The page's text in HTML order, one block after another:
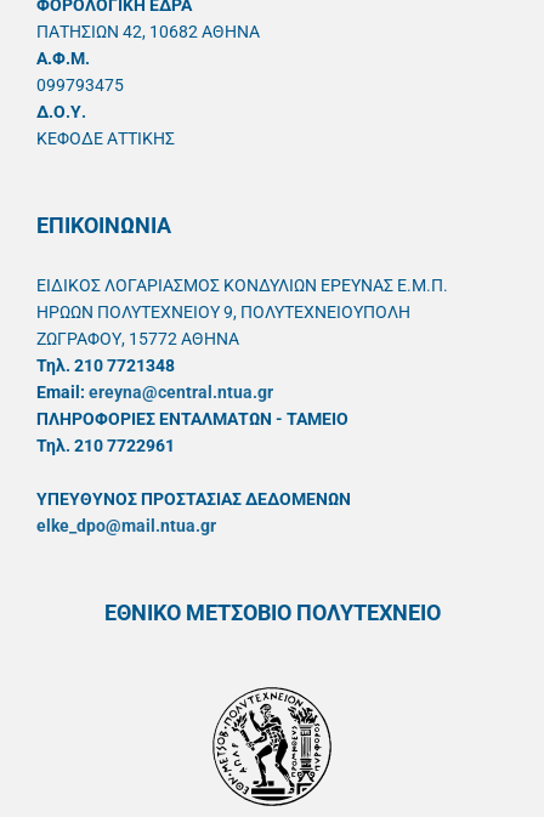
ΦΟΡΟΛΟΓΙΚΗ ΕΔΡΑ
ΠΑΤΗΣΙΩΝ 42, 10682 ΑΘΗΝΑ
A.Φ.Μ.
099793475
Δ.Ο.Υ.
ΚΕΦΟΔΕ ΑΤΤΙΚΗΣ
ΕΠΙΚΟΙΝΩΝΙΑ
ΕΙΔΙΚΟΣ ΛΟΓΑΡΙΑΣΜΟΣ ΚΟΝΔΥΛΙΩΝ ΕΡΕΥΝΑΣ Ε.Μ.Π.
ΗΡΩΩΝ ΠΟΛΥΤΕΧΝΕΙΟΥ 9, ΠΟΛΥΤΕΧΝΕΙΟΥΠΟΛΗ
ΖΩΓΡΑΦΟΥ, 15772 ΑΘΗΝΑ
Τηλ. 210 7721348
Email: ereyna@central.ntua.gr
ΠΛΗΡΟΦΟΡΙΕΣ ΕΝΤΑΛΜΑΤΩΝ - ΤΑΜΕΙΟ
Τηλ. 210 7722961
ΥΠΕΥΘYΝΟΣ ΠΡΟΣΤΑΣΙΑΣ ΔΕΔΟΜΕΝΩΝ
elke_dpo@mail.ntua.gr
ΕΘΝΙΚΟ ΜΕΤΣΟΒΙΟ ΠΟΛΥΤΕΧΝΕΙΟ